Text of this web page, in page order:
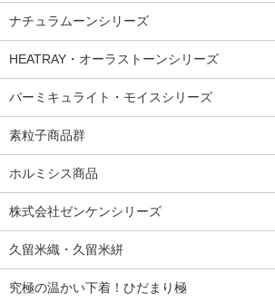
ナチュラムーンシリーズ
HEATRAY・オーラストーンシリーズ
バーミキュライト・モイスシリーズ
素粒子商品群
ホルミシス商品
株式会社ゼンケンシリーズ
久留米織・久留米絣
究極の温かい下着！ひだまり極